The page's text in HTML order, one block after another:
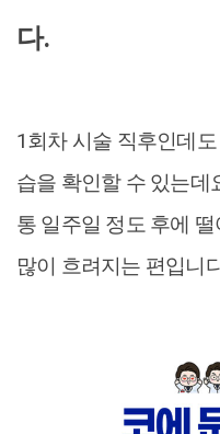
다.
1회차 시술 직후인데
습을 확인할 수 있는데
통 일주일 정도 후에
많이 흐려지는 편입니